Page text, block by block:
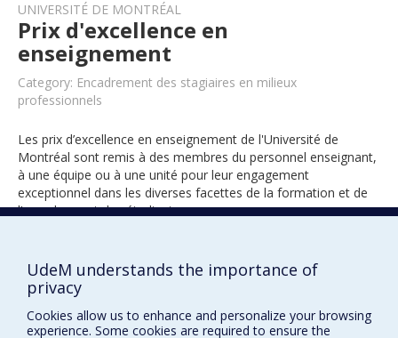
UNIVERSITÉ DE MONTRÉAL
Prix d'excellence en
enseignement
Category: Encadrement des stagiaires en milieux
professionnels
Les prix d’excellence en enseignement de l'Université de
Montréal sont remis à des membres du personnel enseignant,
à une équipe ou à une unité pour leur engagement
exceptionnel dans les diverses facettes de la formation et de
l’encadrement des étudiants.
UdeM understands the importance of
privacy
Cookies allow us to enhance and personalize your browsing
experience. Some cookies are required to ensure the